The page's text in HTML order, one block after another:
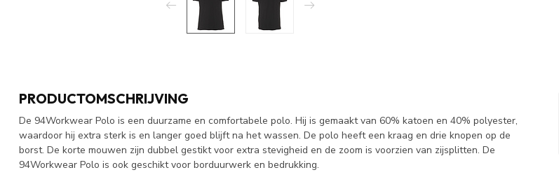
PRODUCTOMSCHRIJVING
De 94Workwear Polo is een duurzame en comfortabele polo. Hij is gemaakt van 60% katoen en 40% polyester,
waardoor hij extra sterk is en langer goed blijft na het wassen. De polo heeft een kraag en drie knopen op de
borst. De korte mouwen zijn dubbel gestikt voor extra stevigheid en de zoom is voorzien van zijsplitten. De
94Workwear Polo is ook geschikt voor borduurwerk en bedrukking.